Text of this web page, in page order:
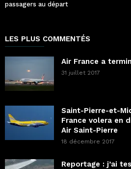
passagers au départ
LES PLUS COMMENTÉS
Air France a
31 juillet 2017
Saint-Pierre-et-
France volera en
Air Saint-Pierre
18 décembre 2017
Reportage : j’ai